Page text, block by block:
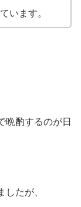
います。
晩酌するのが日
たが、